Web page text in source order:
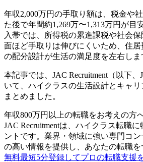
年収2,000万円の手取り額は、税金や
た後で年間約1,269万〜1,313万円が目
入帯では、所得税の累進課税や社会
面ほど手取りは伸びにくいため、住
の配分設計が生活の満足度を左右しま
本記事では、JAC Recruitment（以下
いて、ハイクラスの生活設計とキャ
まとめました。
年収800万円以上の転職をお考えの方
JAC Recruitmentは、ハイクラス転職
ントです。 業界・領域に強い専門コ
の高い情報を提供し、あなたの転職を
無料最短5分登録してプロの転職支援